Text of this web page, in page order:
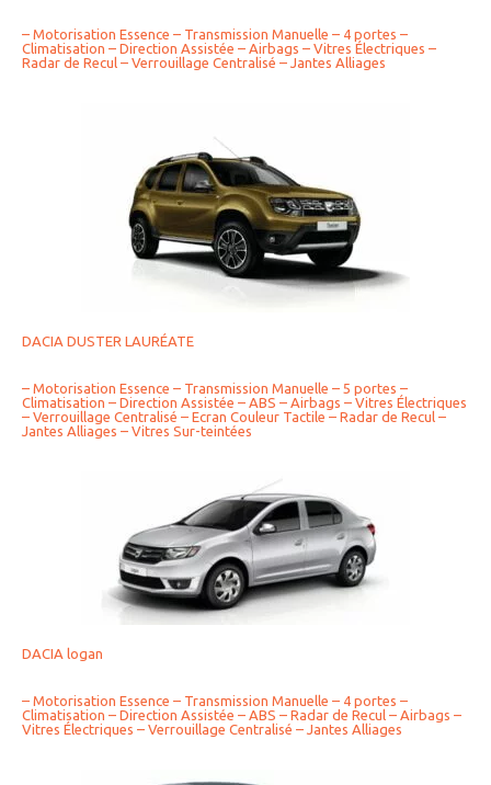
– Motorisation Essence – Transmission Manuelle – 4 portes –
Climatisation – Direction Assistée – Airbags – Vitres Électriques –
Radar de Recul – Verrouillage Centralisé – Jantes Alliages
DACIA DUSTER LAURÉATE
– Motorisation Essence – Transmission Manuelle – 5 portes –
Climatisation – Direction Assistée – ABS – Airbags – Vitres Électriques
– Verrouillage Centralisé – Ecran Couleur Tactile – Radar de Recul –
Jantes Alliages – Vitres Sur-teintées
DACIA logan
– Motorisation Essence – Transmission Manuelle – 4 portes –
Climatisation – Direction Assistée – ABS – Radar de Recul – Airbags –
Vitres Électriques – Verrouillage Centralisé – Jantes Alliages